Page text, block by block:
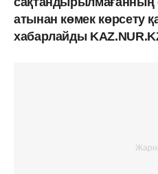
атынан көмек көрсету
хабарлайды